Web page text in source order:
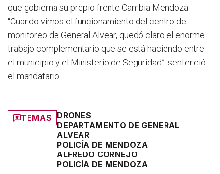
que gobierna su propio frente Cambia Mendoza.
“Cuando vimos el funcionamiento del centro de
monitoreo de General Alvear, quedó claro el enorme
trabajo complementario que se está haciendo entre
el municipio y el Ministerio de Seguridad”, sentenció
el mandatario.
TEMAS
DRONES
DEPARTAMENTO DE GENERAL
ALVEAR
POLICÍA DE MENDOZA
ALFREDO CORNEJO
POLICÍA DE MENDOZA